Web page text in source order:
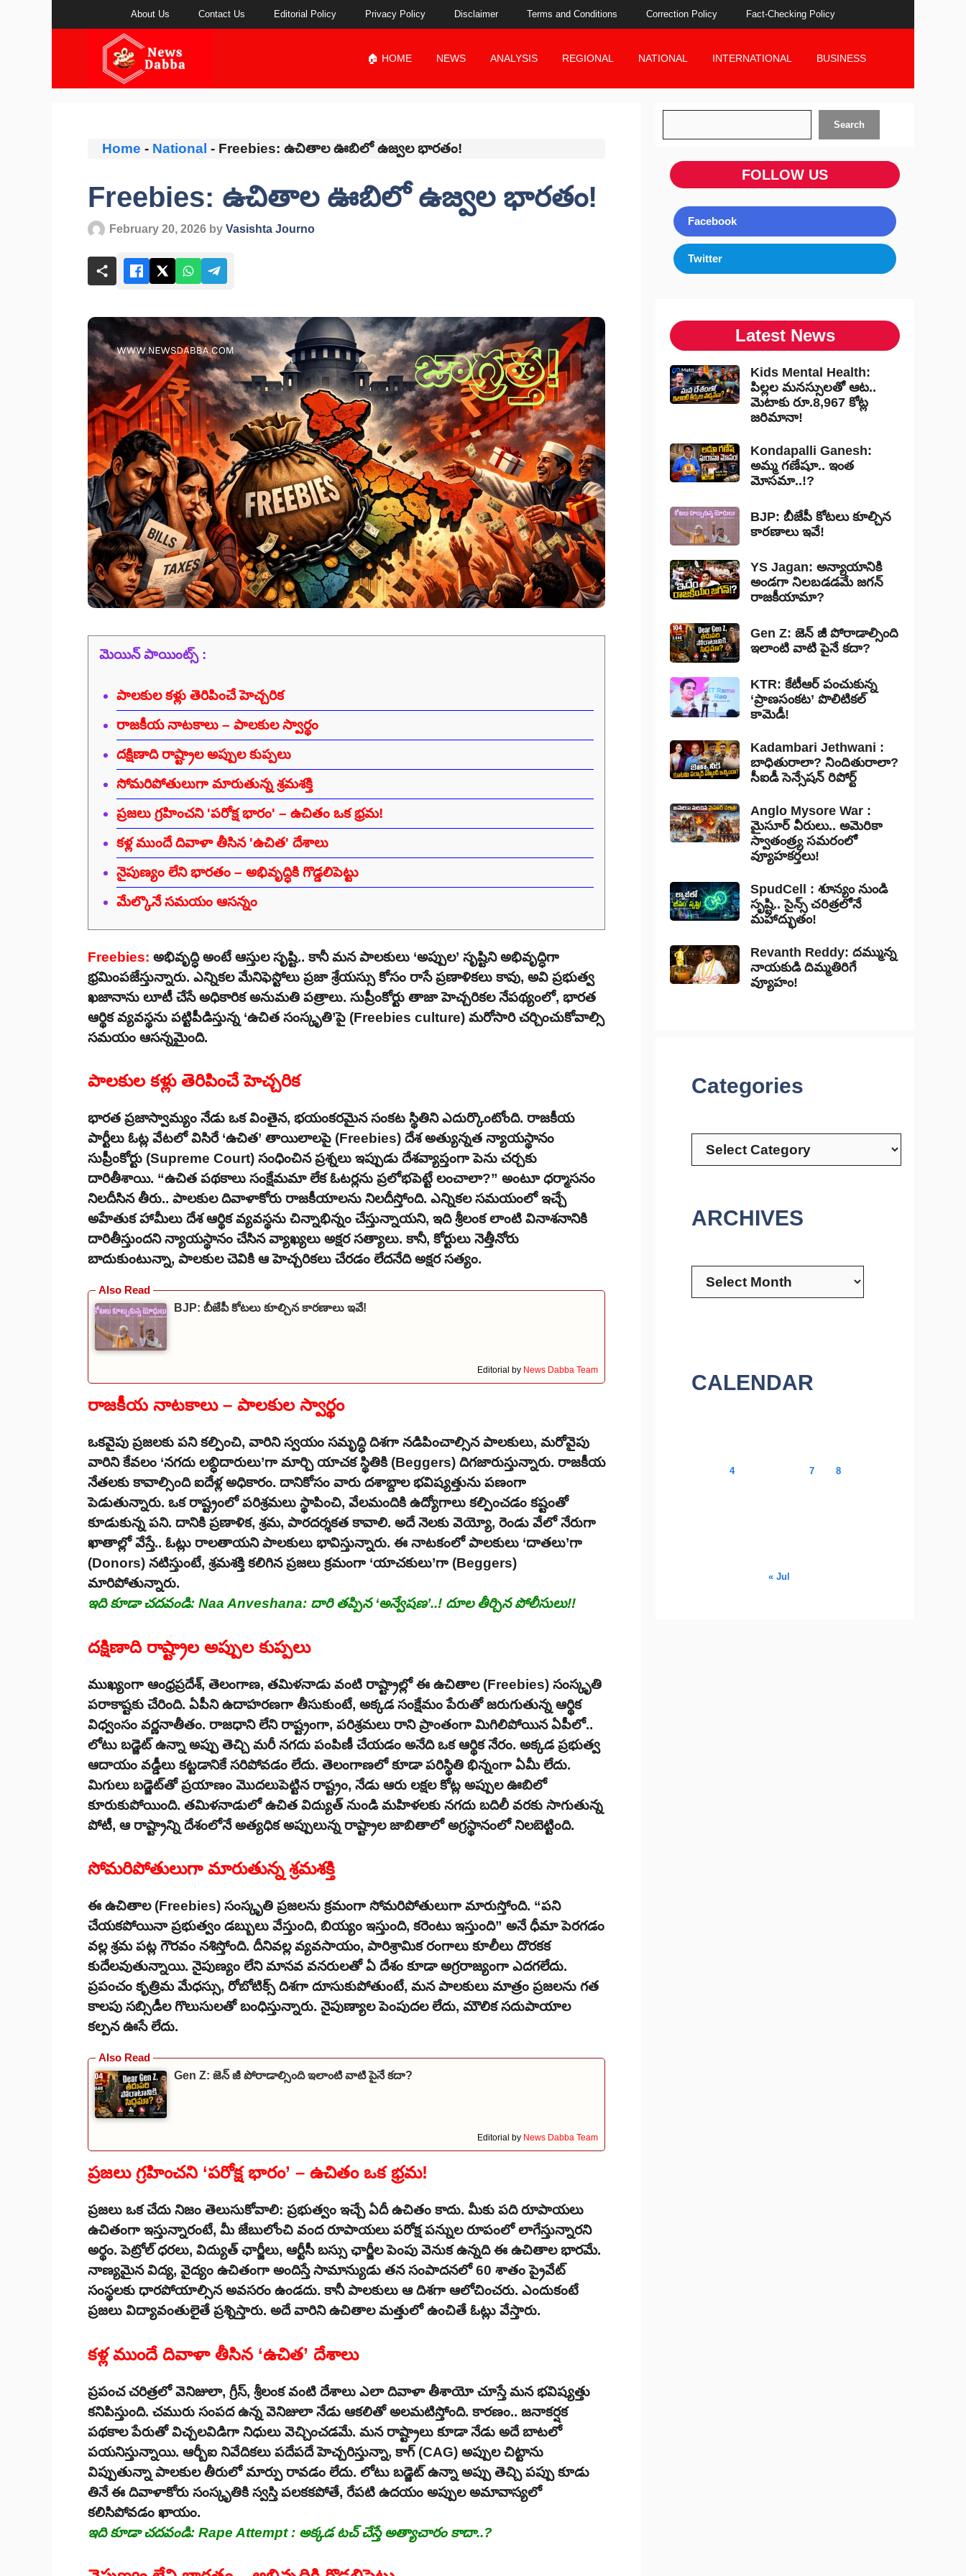
About Us Contact Us Editorial Policy Privacy Policy Disclaimer Terms and Conditions Correction Policy Fact-Checking Policy
🏠 HOME NEWS ANALYSIS REGIONAL NATIONAL INTERNATIONAL BUSINESS
Home - National - Freebies: ఉచితాల ఊబిలో ఉజ్వల భారతం!
Freebies: ఉచితాల ఊబిలో ఉజ్వల భారతం!
February 20, 2026 by Vasishta Journo
మెయిన్ పాయింట్స్ :
పాలకుల కళ్లు తెరిపించే హెచ్చరిక
రాజకీయ నాటకాలు – పాలకుల స్వార్థం
దక్షిణాది రాష్ట్రాల అప్పుల కుప్పలు
సోమరిపోతులుగా మారుతున్న శ్రమశక్తి
ప్రజలు గ్రహించని 'పరోక్ష భారం' – ఉచితం ఒక భ్రమ!
కళ్ల ముందే దివాళా తీసిన 'ఉచిత' దేశాలు
నైపుణ్యం లేని భారతం – అభివృద్ధికి గొడ్డలిపెట్టు
మేల్కొనే సమయం ఆసన్నం
Freebies: అభివృద్ధి అంటే ఆస్తుల సృష్టి.. కానీ మన పాలకులు ‘అప్పుల’ సృష్టిని అభివృద్ధిగా
భ్రమింపజేస్తున్నారు. ఎన్నికల మేనిఫెస్టోలు ప్రజా శ్రేయస్సు కోసం రాసే ప్రణాళికలు కావు, అవి ప్రభుత్వ
ఖజానాను లూటీ చేసే అధికారిక అనుమతి పత్రాలు. సుప్రీంకోర్టు తాజా హెచ్చరికల నేపథ్యంలో, భారత
ఆర్థిక వ్యవస్థను పట్టిపీడిస్తున్న ‘ఉచిత సంస్కృతి’పై (Freebies culture) మరోసారి చర్చించుకోవాల్సి
సమయం ఆసన్నమైంది.
పాలకుల కళ్లు తెరిపించే హెచ్చరిక
భారత ప్రజాస్వామ్యం నేడు ఒక వింతైన, భయంకరమైన సంకట స్థితిని ఎదుర్కొంటోంది. రాజకీయ
పార్టీలు ఓట్ల వేటలో విసిరే ‘ఉచిత’ తాయిలాలపై (Freebies) దేశ అత్యున్నత న్యాయస్థానం
సుప్రీంకోర్టు (Supreme Court) సంధించిన ప్రశ్నలు ఇప్పుడు దేశవ్యాప్తంగా పెను చర్చకు
దారితీశాయి. “ఉచిత పథకాలు సంక్షేమమా లేక ఓటర్లను ప్రలోభపెట్టే లంచాలా?” అంటూ ధర్మాసనం
నిలదీసిన తీరు.. పాలకుల దివాళాకోరు రాజకీయాలను నిలదీస్తోంది. ఎన్నికల సమయంలో ఇచ్చే
అహేతుక హామీలు దేశ ఆర్థిక వ్యవస్థను చిన్నాభిన్నం చేస్తున్నాయని, ఇది శ్రీలంక లాంటి వినాశనానికి
దారితీస్తుందని న్యాయస్థానం చేసిన వ్యాఖ్యలు అక్షర సత్యాలు. కానీ, కోర్టులు నెత్తీనోరు
బాదుకుంటున్నా, పాలకుల చెవికి ఆ హెచ్చరికలు చేరడం లేదనేది అక్షర సత్యం.
BJP: బీజేపీ కోటలు కూల్చిన కారణాలు ఇవే!
Editorial by News Dabba Team
రాజకీయ నాటకాలు – పాలకుల స్వార్థం
ఒకవైపు ప్రజలకు పని కల్పించి, వారిని స్వయం సమృద్ధి దిశగా నడిపించాల్సిన పాలకులు, మరోవైపు
వారిని కేవలం ‘నగదు లబ్ధిదారులు’గా మార్చి యాచక స్థితికి (Beggers) దిగజారుస్తున్నారు. రాజకీయ
నేతలకు కావాల్సింది ఐదేళ్ల అధికారం. దానికోసం వారు దశాబ్దాల భవిష్యత్తును పణంగా
పెడుతున్నారు. ఒక రాష్ట్రంలో పరిశ్రమలు స్థాపించి, వేలమందికి ఉద్యోగాలు కల్పించడం కష్టంతో
కూడుకున్న పని. దానికి ప్రణాళిక, శ్రమ, పారదర్శకత కావాలి. అదే నెలకు వెయ్యో, రెండు వేలో నేరుగా
ఖాతాల్లో వేస్తే.. ఓట్లు రాలతాయని పాలకులు భావిస్తున్నారు. ఈ నాటకంలో పాలకులు ‘దాతలు’గా
(Donors) నటిస్తుంటే, శ్రమశక్తి కలిగిన ప్రజలు క్రమంగా ‘యాచకులు’గా (Beggers)
మారిపోతున్నారు.
ఇది కూడా చదవండి: Naa Anveshana: దారి తప్పిన ‘అన్వేషణ’..! దూల తీర్చిన పోలీసులు!!
దక్షిణాది రాష్ట్రాల అప్పుల కుప్పలు
ముఖ్యంగా ఆంధ్రప్రదేశ్, తెలంగాణ, తమిళనాడు వంటి రాష్ట్రాల్లో ఈ ఉచితాల (Freebies) సంస్కృతి
పరాకాష్టకు చేరింది. ఏపీని ఉదాహరణగా తీసుకుంటే, అక్కడ సంక్షేమం పేరుతో జరుగుతున్న ఆర్థిక
విధ్వంసం వర్ణనాతీతం. రాజధాని లేని రాష్ట్రంగా, పరిశ్రమలు రాని ప్రాంతంగా మిగిలిపోయిన ఏపీలో..
లోటు బడ్జెట్ ఉన్నా అప్పు తెచ్చి మరీ నగదు పంపిణీ చేయడం అనేది ఒక ఆర్థిక నేరం. అక్కడ ప్రభుత్వ
ఆదాయం వడ్డీలు కట్టడానికే సరిపోవడం లేదు. తెలంగాణలో కూడా పరిస్థితి భిన్నంగా ఏమీ లేదు.
మిగులు బడ్జెట్‌తో ప్రయాణం మొదలుపెట్టిన రాష్ట్రం, నేడు ఆరు లక్షల కోట్ల అప్పుల ఊబిలో
కూరుకుపోయింది. తమిళనాడులో ఉచిత విద్యుత్ నుండి మహిళలకు నగదు బదిలీ వరకు సాగుతున్న
పోటీ, ఆ రాష్ట్రాన్ని దేశంలోనే అత్యధిక అప్పులున్న రాష్ట్రాల జాబితాలో అగ్రస్థానంలో నిలబెట్టింది.
సోమరిపోతులుగా మారుతున్న శ్రమశక్తి
ఈ ఉచితాల (Freebies) సంస్కృతి ప్రజలను క్రమంగా సోమరిపోతులుగా మారుస్తోంది. “పని
చేయకపోయినా ప్రభుత్వం డబ్బులు వేస్తుంది, బియ్యం ఇస్తుంది, కరెంటు ఇస్తుంది” అనే ధీమా పెరగడం
వల్ల శ్రమ పట్ల గౌరవం నశిస్తోంది. దీనివల్ల వ్యవసాయం, పారిశ్రామిక రంగాలు కూలీలు దొరకక
కుదేలవుతున్నాయి. నైపుణ్యం లేని మానవ వనరులతో ఏ దేశం కూడా అగ్రరాజ్యంగా ఎదగలేదు.
ప్రపంచం కృత్రిమ మేధస్సు, రోబోటిక్స్ దిశగా దూసుకుపోతుంటే, మన పాలకులు మాత్రం ప్రజలను గత
కాలపు సబ్సిడీల గొలుసులతో బంధిస్తున్నారు. నైపుణ్యాల పెంపుదల లేదు, మౌలిక సదుపాయాల
కల్పన ఊసే లేదు.
Gen Z: జెన్ జీ పోరాడాల్సింది ఇలాంటి వాటి పైనే కదా?
Editorial by News Dabba Team
ప్రజలు గ్రహించని ‘పరోక్ష భారం’ – ఉచితం ఒక భ్రమ!
ప్రజలు ఒక చేదు నిజం తెలుసుకోవాలి: ప్రభుత్వం ఇచ్చే ఏదీ ఉచితం కాదు. మీకు పది రూపాయలు
ఉచితంగా ఇస్తున్నారంటే, మీ జేబులోంచి వంద రూపాయలు పరోక్ష పన్నుల రూపంలో లాగేస్తున్నారని
అర్థం. పెట్రోల్ ధరలు, విద్యుత్ ఛార్జీలు, ఆర్టీసీ బస్సు ఛార్జీల పెంపు వెనుక ఉన్నది ఈ ఉచితాల భారమే.
నాణ్యమైన విద్య, వైద్యం ఉచితంగా అందిస్తే సామాన్యుడు తన సంపాదనలో 60 శాతం ప్రైవేట్
సంస్థలకు ధారపోయాల్సిన అవసరం ఉండదు. కానీ పాలకులు ఆ దిశగా ఆలోచించరు. ఎందుకంటే
ప్రజలు విద్యావంతులైతే ప్రశ్నిస్తారు. అదే వారిని ఉచితాల మత్తులో ఉంచితే ఓట్లు వేస్తారు.
కళ్ల ముందే దివాళా తీసిన ‘ఉచిత’ దేశాలు
ప్రపంచ చరిత్రలో వెనిజులా, గ్రీస్, శ్రీలంక వంటి దేశాలు ఎలా దివాళా తీశాయో చూస్తే మన భవిష్యత్తు
కనిపిస్తుంది. చమురు సంపద ఉన్న వెనిజులా నేడు ఆకలితో అలమటిస్తోంది. కారణం.. జనాకర్షక
పథకాల పేరుతో విచ్చలవిడిగా నిధులు వెచ్చించడమే. మన రాష్ట్రాలు కూడా నేడు అదే బాటలో
పయనిస్తున్నాయి. ఆర్బీఐ నివేదికలు పదేపదే హెచ్చరిస్తున్నా, కాగ్ (CAG) అప్పుల చిట్టాను
విప్పుతున్నా పాలకుల తీరులో మార్పు రావడం లేదు. లోటు బడ్జెట్ ఉన్నా అప్పు తెచ్చి పప్పు కూడు
తినే ఈ దివాళాకోరు సంస్కృతికి స్వస్తి పలకకపోతే, రేపటి ఉదయం అప్పుల అమావాస్యలో
కలిసిపోవడం ఖాయం.
ఇది కూడా చదవండి: Rape Attempt : అక్కడ టచ్ చేస్తే అత్యాచారం కాదా..?
Search
FOLLOW US
Facebook
Twitter
Latest News
Kids Mental Health:
పిల్లల మనస్సులతో ఆట..
మెటాకు రూ.8,967 కోట్ల
జరిమానా!
Kondapalli Ganesh:
అమ్మ గణేషూ.. ఇంత
మోసమా..!?
BJP: బీజేపీ కోటలు కూల్చిన
కారణాలు ఇవే!
YS Jagan: అన్యాయానికి
అండగా నిలబడడమే జగన్
రాజకీయామా?
Gen Z: జెన్ జీ పోరాడాల్సింది
ఇలాంటి వాటి పైనే కదా?
KTR: కేటీఆర్ పంచుకున్న
‘ప్రాణసంకట’ పొలిటికల్
కామెడీ!
Kadambari Jethwani :
బాధితురాలా? నిందితురాలా?
సీఐడీ సెన్సేషన్ రిపోర్ట్
Anglo Mysore War :
మైసూర్ వీరులు.. అమెరికా
స్వాతంత్ర్య సమరంలో
వ్యూహకర్తలు!
SpudCell : శూన్యం నుండి
సృష్టి.. సైన్స్ చరిత్రలోనే
మహాద్భుతం!
Revanth Reddy: దమ్మున్న
నాయకుడి దిమ్మతిరిగే
వ్యూహం!
Categories
ARCHIVES
CALENDAR
4 7 8
« Jul